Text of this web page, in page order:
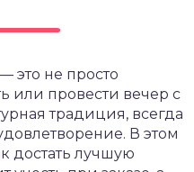
это не просто
или провести вечер с
традиция, всегда
В этом
достать лучшую